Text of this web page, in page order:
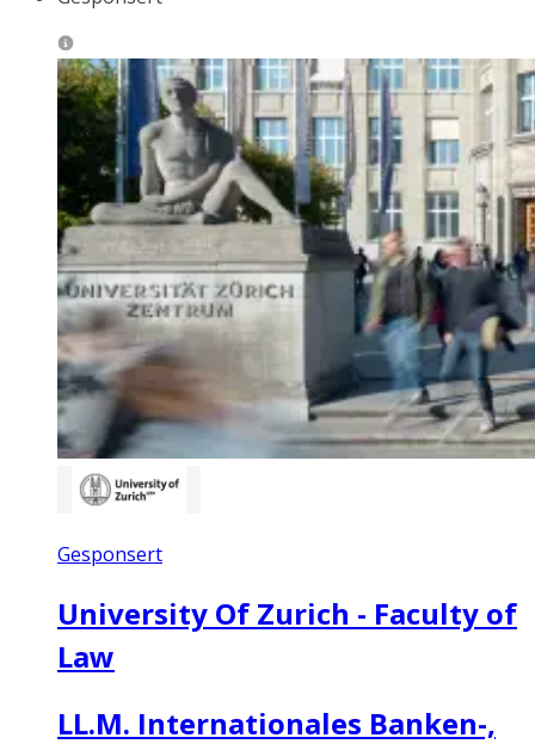
Gesponsert
University Of Zurich - Faculty of
Law
LL.M. Internationales Banken-,